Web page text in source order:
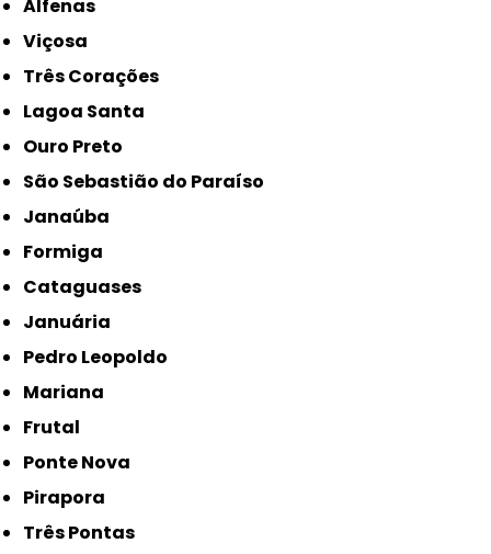
Alfenas
Viçosa
Três Corações
Lagoa Santa
Ouro Preto
São Sebastião do Paraíso
Janaúba
Formiga
Cataguases
Januária
Pedro Leopoldo
Mariana
Frutal
Ponte Nova
Pirapora
Três Pontas